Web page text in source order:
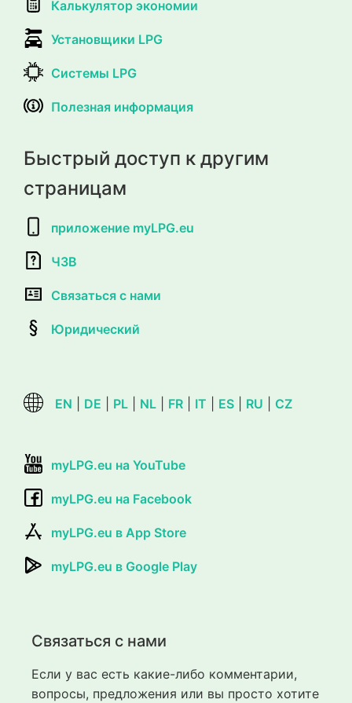
Калькулятор экономии
Установщики LPG
Системы LPG
Полезная информация
Быстрый доступ к другим
страницам
приложение myLPG.eu
ЧЗВ
Связаться с нами
Юридический
EN DE PL NL FR IT ES RU CZ
myLPG.eu на YouTube
myLPG.eu на Facebook
myLPG.eu в App Store
myLPG.eu в Google Play
Связаться с нами
Если у вас есть какие-либо комментарии,
вопросы, предложения или вы просто хотите